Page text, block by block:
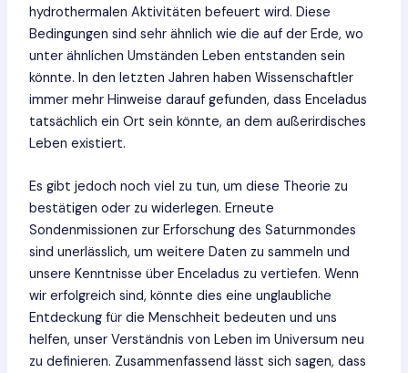
hydrothermalen Aktivitäten befeuert wird. Diese
Bedingungen sind sehr ähnlich wie die auf der Erde, wo
unter ähnlichen Umständen Leben entstanden sein
könnte. In den letzten Jahren haben Wissenschaftler
immer mehr Hinweise darauf gefunden, dass Enceladus
tatsächlich ein Ort sein könnte, an dem außerirdisches
Leben existiert.
Es gibt jedoch noch viel zu tun, um diese Theorie zu
bestätigen oder zu widerlegen. Erneute
Sondenmissionen zur Erforschung des Saturnmondes
sind unerlässlich, um weitere Daten zu sammeln und
unsere Kenntnisse über Enceladus zu vertiefen. Wenn
wir erfolgreich sind, könnte dies eine unglaubliche
Entdeckung für die Menschheit bedeuten und uns
helfen, unser Verständnis von Leben im Universum neu
zu definieren. Zusammenfassend lässt sich sagen, dass